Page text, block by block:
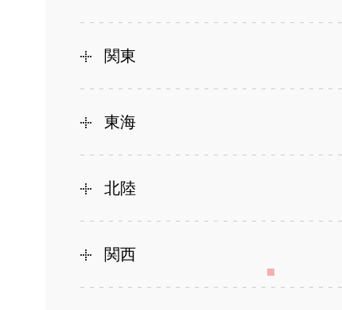
関東
東海
北陸
関西